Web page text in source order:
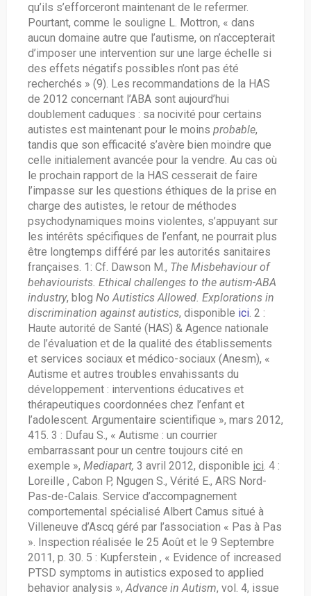
qu’ils s’efforceront maintenant de le refermer.
Pourtant, comme le souligne L. Mottron, « dans
aucun domaine autre que l’autisme, on n’accepterait
d’imposer une intervention sur une large échelle si
des effets négatifs possibles n’ont pas été
recherchés » (9). Les recommandations de la HAS
de 2012 concernant l’ABA sont aujourd’hui
doublement caduques : sa nocivité pour certains
autistes est maintenant pour le moins probable,
tandis que son efficacité s’avère bien moindre que
celle initialement avancée pour la vendre. Au cas où
le prochain rapport de la HAS cesserait de faire
l’impasse sur les questions éthiques de la prise en
charge des autistes, le retour de méthodes
psychodynamiques moins violentes, s’appuyant sur
les intérêts spécifiques de l’enfant, ne pourrait plus
être longtemps différé par les autorités sanitaires
françaises. 1: Cf. Dawson M., The Misbehaviour of
behaviourists. Ethical challenges to the autism-ABA
industry, blog No Autistics Allowed. Explorations in
discrimination against autistics, disponible ici. 2 :
Haute autorité de Santé (HAS) & Agence nationale
de l’évaluation et de la qualité des établissements
et services sociaux et médico-sociaux (Anesm), «
Autisme et autres troubles envahissants du
développement : interventions éducatives et
thérapeutiques coordonnées chez l’enfant et
l’adolescent. Argumentaire scientifique », mars 2012,
415. 3 : Dufau S., « Autisme : un courrier
embarrassant pour un centre toujours cité en
exemple », Mediapart, 3 avril 2012, disponible ici. 4 :
Loreille , Cabon P, Ngugen S., Vérité E., ARS Nord-
Pas-de-Calais. Service d’accompagnement
comportemental spécialisé Albert Camus situé à
Villeneuve d’Ascq géré par l’association « Pas à Pas
». Inspection réalisée le 25 Août et le 9 Septembre
2011, p. 30. 5 : Kupferstein , « Evidence of increased
PTSD symptoms in autistics exposed to applied
behavior analysis »,Advance in Autism, vol. 4, issue